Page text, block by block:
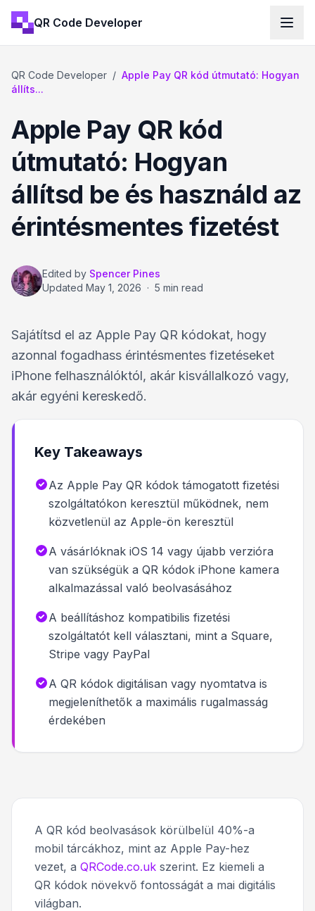
QR Code Developer
QR Code Developer / Apple Pay QR kód útmutató: Hogyan
állíts...
Apple Pay QR kód
útmutató: Hogyan
állítsd be és használd az
érintésmentes fizetést
Edited by Spencer Pines
Updated May 1, 2026 · 5 min read
Sajátítsd el az Apple Pay QR kódokat, hogy
azonnal fogadhass érintésmentes fizetéseket
iPhone felhasználóktól, akár kisvállalkozó vagy,
akár egyéni kereskedő.
Key Takeaways
Az Apple Pay QR kódok támogatott fizetési
szolgáltatókon keresztül működnek, nem
közvetlenül az Apple-ön keresztül
A vásárlóknak iOS 14 vagy újabb verzióra
van szükségük a QR kódok iPhone kamera
alkalmazással való beolvasásához
A beállításhoz kompatibilis fizetési
szolgáltatót kell választani, mint a Square,
Stripe vagy PayPal
A QR kódok digitálisan vagy nyomtatva is
megjeleníthetők a maximális rugalmasság
érdekében
A QR kód beolvasások körülbelül 40%-a
mobil tárcákhoz, mint az Apple Pay-hez
vezet, a QRCode.co.uk szerint. Ez kiemeli a
QR kódok növekvő fontosságát a mai digitális
világban.